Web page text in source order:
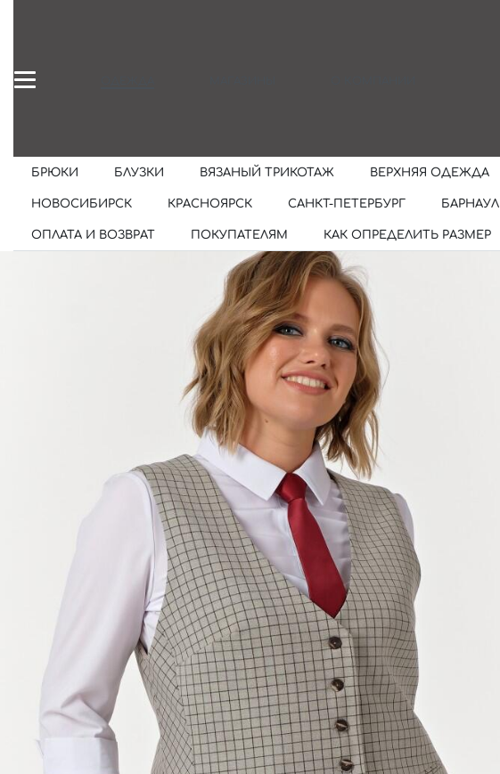
БРЮКИ БЛУЗКИ ВЯЗАНЫЙ ТРИКОТАЖ ВЕРХНЯЯ ОДЕЖДА
НОВОСИБИРСК КРАСНОЯРСК САНКТ-ПЕТЕРБУРГ БАРНАУЛ
ОПЛАТА И ВОЗВРАТ ПОКУПАТЕЛЯМ КАК ОПРЕДЕЛИТЬ РАЗМЕР